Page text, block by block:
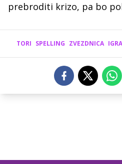
prebroditi krizo, pa bo
TORI SPELLING ZVEZDNICA